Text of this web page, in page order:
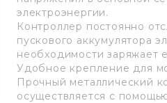
электроэнергии.
Контроллер постоянно
пускового аккумулятора
необходимости заряжает
Удобное крепление для
Прочный металлический
осуществляется с